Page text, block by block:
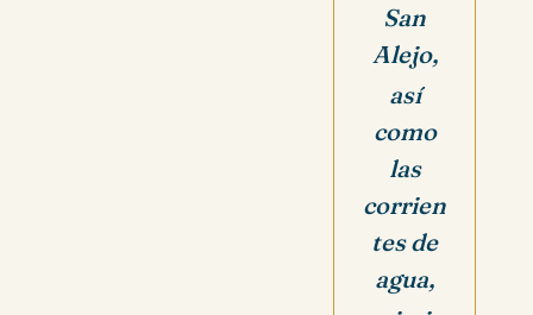
San
Alejo,
así
como
las
corrien
tes de
agua,